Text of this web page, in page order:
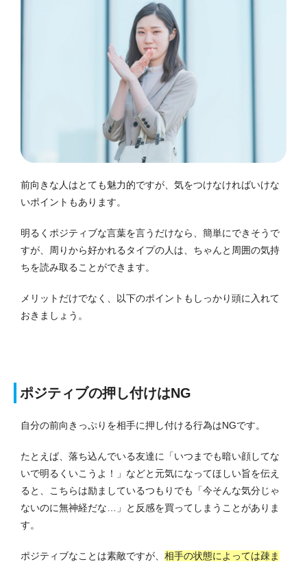
前向きな人はとても魅力的ですが、気をつけなければいけな
いポイントもあります。
明るくポジティブな言葉を言うだけなら、簡単にできそうで
すが、周りから好かれるタイプの人は、ちゃんと周囲の気持
ちを読み取ることができます。
メリットだけでなく、以下のポイントもしっかり頭に入れて
おきましょう。
ポジティブの押し付けはNG
自分の前向きっぷりを相手に押し付ける行為はNGです。
たとえば、落ち込んでいる友達に「いつまでも暗い顔してな
いで明るくいこうよ！」などと元気になってほしい旨を伝え
ると、こちらは励ましているつもりでも「今そんな気分じゃ
ないのに無神経だな…」と反感を買ってしまうことがありま
す。
ポジティブなことは素敵ですが、 相手の状態によっては疎ま